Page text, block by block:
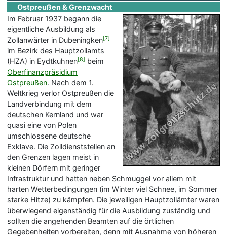
Ostpreußen & Grenzwacht
Im Februar 1937 begann die
eigentliche Ausbildung als
Zollanwärter in Dubeningken[7]
im Bezirk des Hauptzollamts
(HZA) in Eydtkuhnen[8]beim
Oberfinanzpräsidium
Ostpreußen. Nach dem 1.
Weltkrieg verlor Ostpreußen die
Landverbindung mit dem
deutschen Kernland und war
quasi eine von Polen
umschlossene deutsche
Exklave. Die Zolldienststellen an
den Grenzen lagen meist in
kleinen Dörfern mit geringer
Infrastruktur und hatten neben Schmuggel vor allem mit
harten Wetterbedingungen (im Winter viel Schnee, im Sommer
starke Hitze) zu kämpfen. Die jeweiligen Hauptzollämter waren
überwiegend eigenständig für die Ausbildung zuständig und
sollten die angehenden Beamten auf die örtlichen
Gegebenheiten vorbereiten, denn mit Ausnahme von höheren